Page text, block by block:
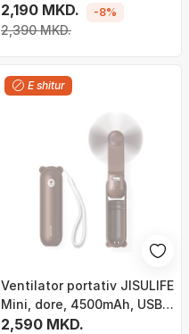
rikarikues me USB, 3
shpejtësi, gri
2,190 MKD.
2,390 MKD.
-8%
E shitur
Ventilator portativ JISULIFE
Mini, dore, 4500mAh, USB,
3 në 1, i bardhë
2,590 MKD.